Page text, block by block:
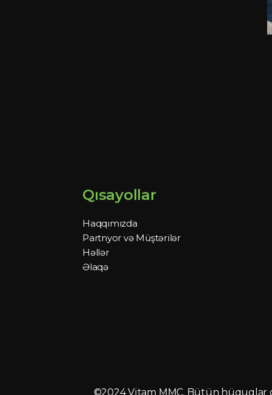
Qısayollar
Haqqımızda
Partnyor və Müştərilər
Həllər
Əlaqə
©2024 Vitam MMC. Bütün hüquqlar